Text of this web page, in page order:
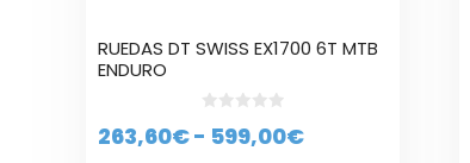
RUEDAS DT SWISS EX1700 6T MTB
ENDURO
d
263,60€- 599,00€Rango
página
de